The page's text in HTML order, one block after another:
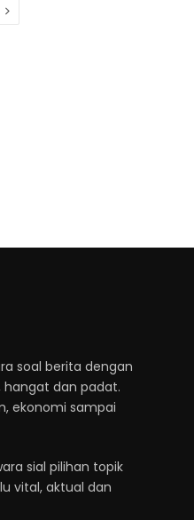
Next
soal berita dengan
hangat dan padat.
ekonomi sampai
sial pilihan topik
vital, aktual dan